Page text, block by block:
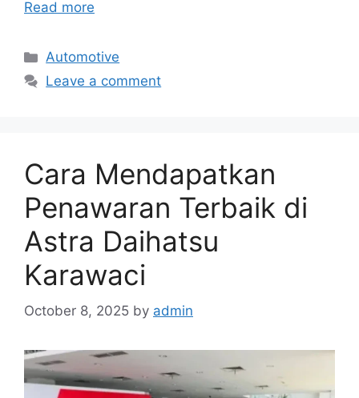
Read more
Categories
Automotive
Leave a comment
Cara Mendapatkan
Penawaran Terbaik di
Astra Daihatsu
Karawaci
October 8, 2025 by admin